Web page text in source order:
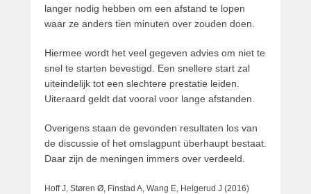
langer nodig hebben om een afstand te lopen
waar ze anders tien minuten over zouden doen.
Hiermee wordt het veel gegeven advies om niet te
snel te starten bevestigd. Een snellere start zal
uiteindelijk tot een slechtere prestatie leiden.
Uiteraard geldt dat vooral voor lange afstanden.
Overigens staan de gevonden resultaten los van
de discussie of het omslagpunt überhaupt bestaat.
Daar zijn de meningen immers over verdeeld.
Hoff J, Støren Ø, Finstad A, Wang E, Helgerud J (2016)